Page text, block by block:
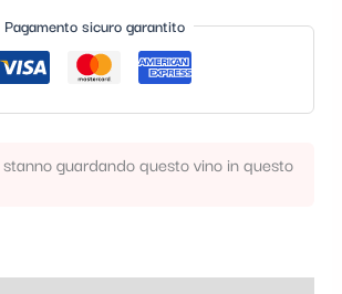
Pagamento sicuro garantito
guardando questo vino in questo